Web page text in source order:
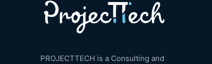
PROJECTTECH is a Consulting and